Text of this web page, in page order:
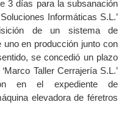
3 días para la subsanación
Informáticas S.L.’
de un sistema de
en producción junto con
se concedió un plazo
Taller Cerrajería S.L.’
en el expediente de
elevadora de féretros